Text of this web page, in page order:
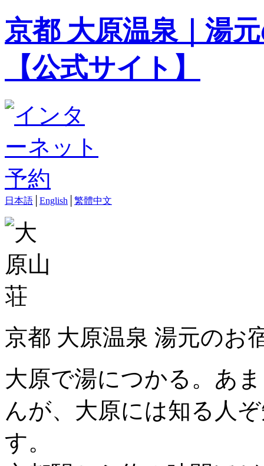
京都 大原温泉｜湯
【公式サイト】
日本語 English 繁體中文
京都 大原温泉 湯元の
大原で湯につかる。あ
んが、大原には知る人
す。